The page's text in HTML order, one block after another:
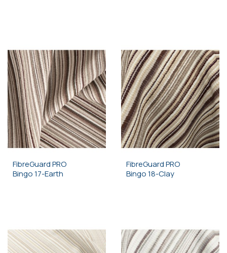
FibreGuard PRO
Bingo 17-Earth
FibreGuard PRO
Bingo 18-Clay